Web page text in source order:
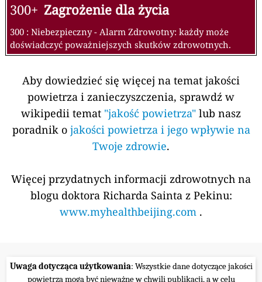
300+ Zagrożenie dla życia
300 : Niebezpieczny - Alarm Zdrowotny: każdy może
doświadczyć poważniejszych skutków zdrowotnych.
Aby dowiedzieć się więcej na temat jakości
powietrza i zanieczyszczenia, sprawdź w
wikipedii temat "jakość powietrza" lub nasz
poradnik o jakości powietrza i jego wpływie na
Twoje zdrowie.
Więcej przydatnych informacji zdrowotnych na
blogu doktora Richarda Sainta z Pekinu:
www.myhealthbeijing.com .
Uwaga dotycząca użytkowania: Wszystkie dane dotyczące jakości
powietrza mogą być nieważne w chwili publikacji, a w celu